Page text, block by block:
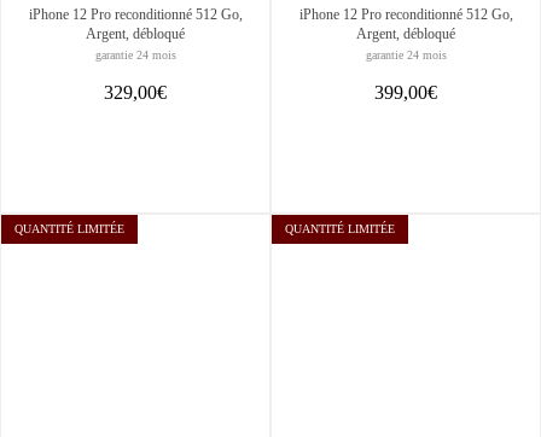
iPhone 12 Pro reconditionné 512 Go,
Argent, débloqué
garantie 24 mois
329,00€
iPhone 12 Pro reconditionné 512 Go,
Argent, débloqué
garantie 24 mois
399,00€
QUANTITÉ LIMITÉE QUANTITÉ LIMITÉE